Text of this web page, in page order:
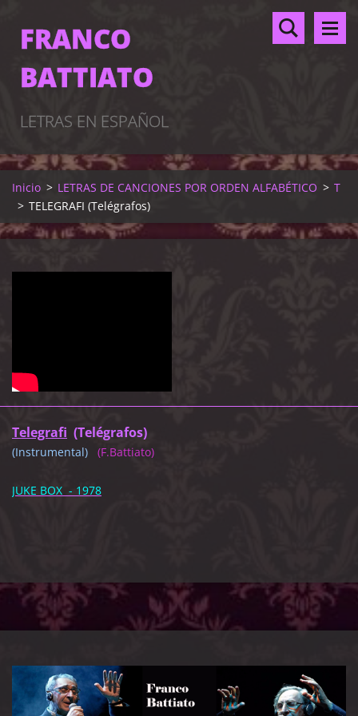
FRANCO
BATTIATO
LETRAS EN ESPAÑOL
Inicio > LETRAS DE CANCIONES POR ORDEN ALFABÉTICO > T
> TELEGRAFI (Telégrafos)
Telegrafi (Telégrafos)
(Instrumental) (F.Battiato)
JUKE BOX - 1978